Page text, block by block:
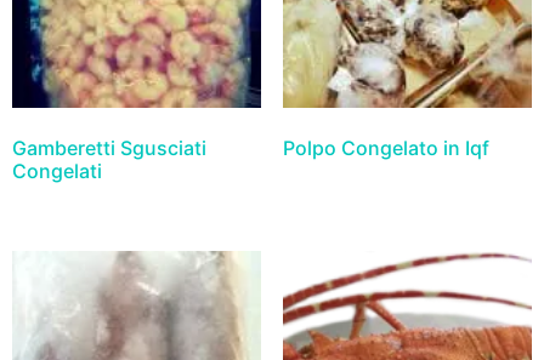
Gamberetti Sgusciati
Congelati
Polpo Congelato in Iqf